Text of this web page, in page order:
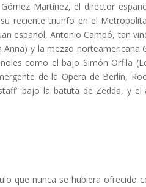
Martínez, el director
reciente triunfo en el
español, Antonio Campó, tan
y la mezzo norteamericana
como el bajo Simón Orfila
de la Opera de Berlín,
bajo la batuta de Zedda, y el
que nunca se hubiera ofrecido